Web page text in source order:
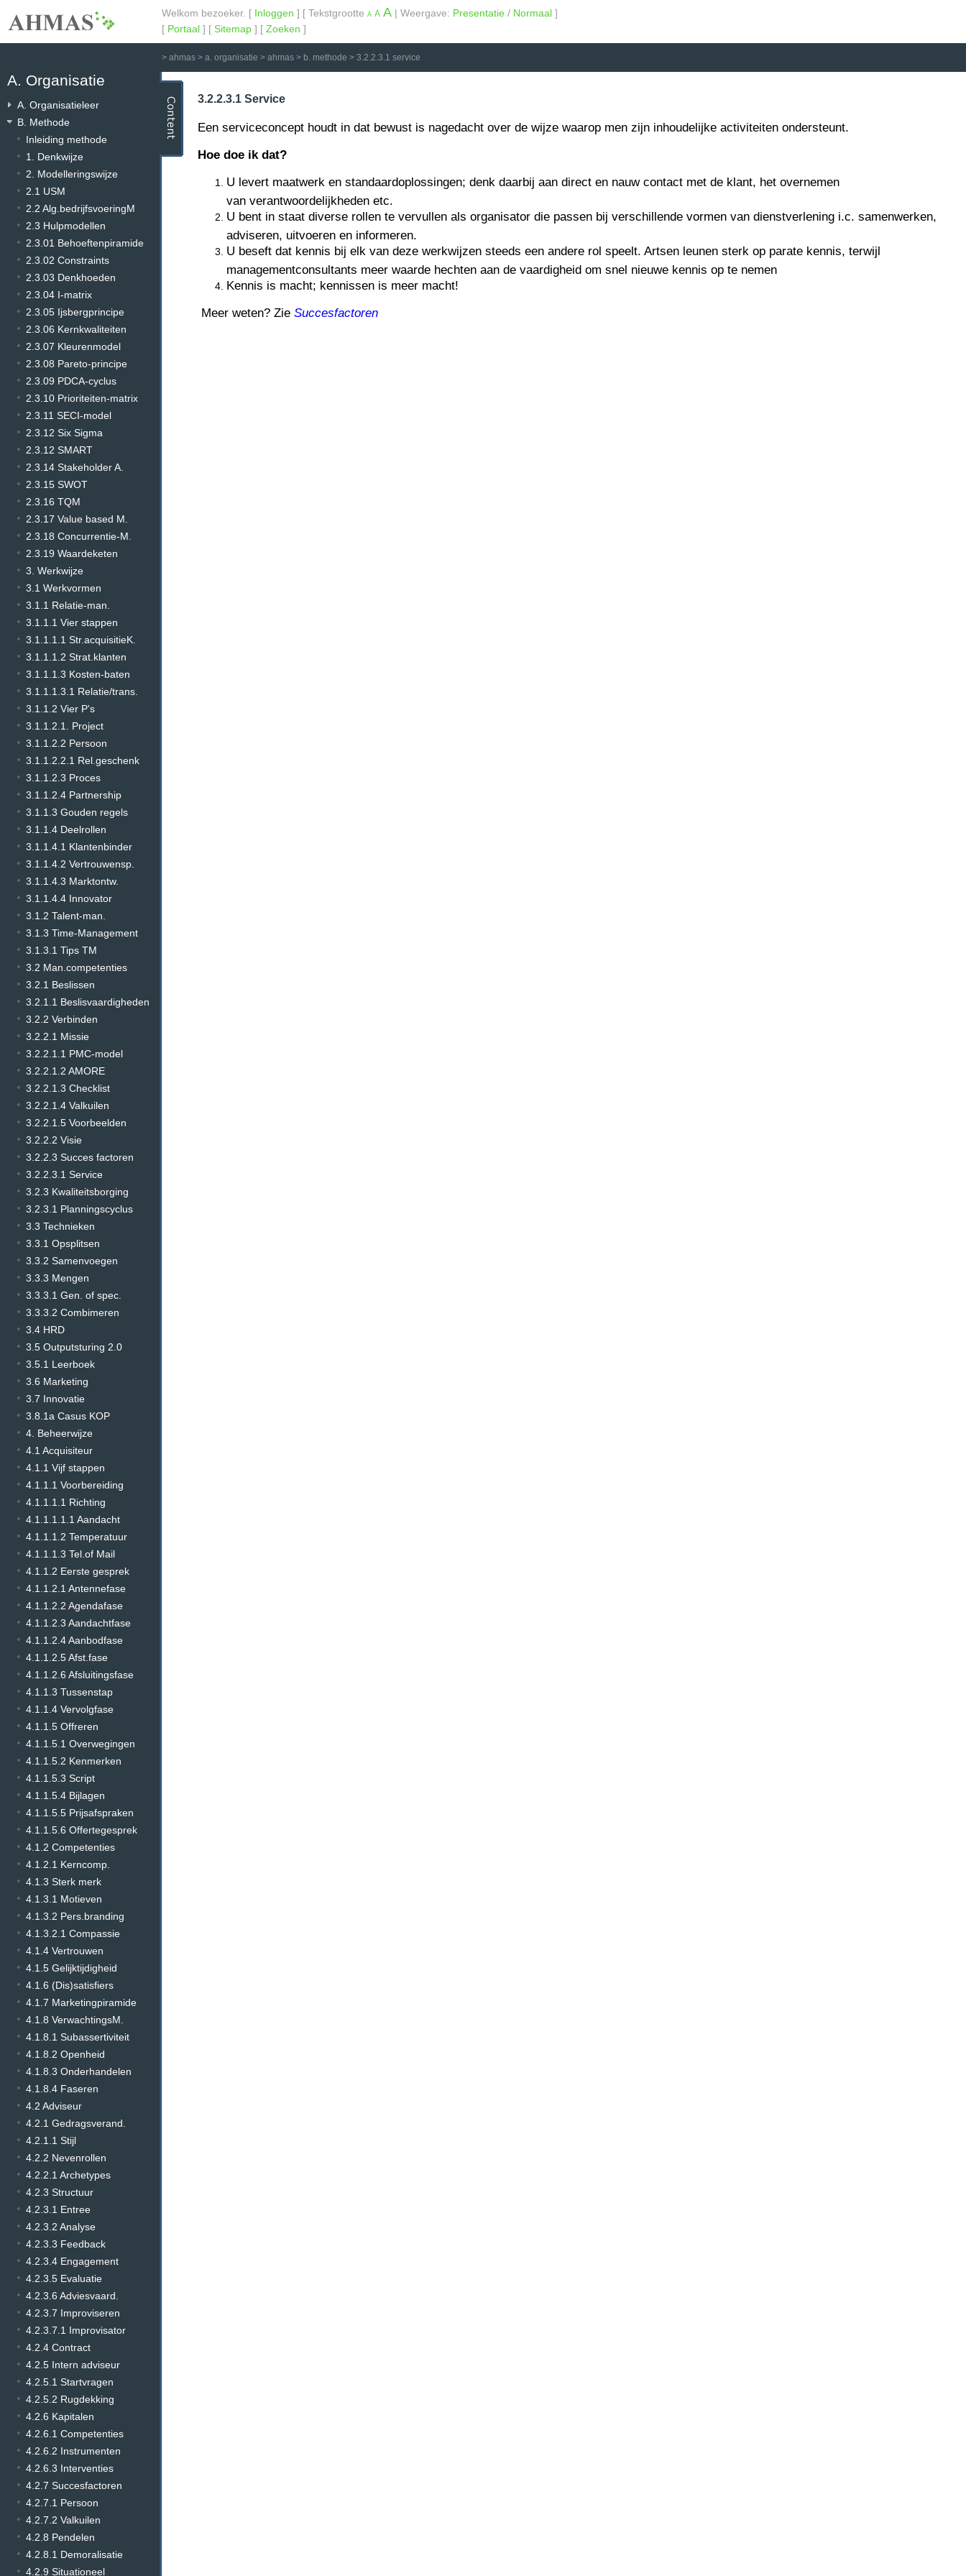
Welkom bezoeker. [ Inloggen ] [ Tekstgrootte A A A | Weergave: Presentatie / Normaal ]
[ Portaal ] [ Sitemap ] [ Zoeken ]
> ahmas > a. organisatie > ahmas > b. methode > 3.2.2.3.1 service
A. Organisatie
A. Organisatieleer
B. Methode
Inleiding methode
1. Denkwijze
2. Modelleringswijze
2.1 USM
2.2 Alg.bedrijfsvoeringM
2.3 Hulpmodellen
2.3.01 Behoeftenpiramide
2.3.02 Constraints
2.3.03 Denkhoeden
2.3.04 I-matrix
2.3.05 Ijsbergprincipe
2.3.06 Kernkwaliteiten
2.3.07 Kleurenmodel
2.3.08 Pareto-principe
2.3.09 PDCA-cyclus
2.3.10 Prioriteiten-matrix
2.3.11 SECI-model
2.3.12 Six Sigma
2.3.12 SMART
2.3.14 Stakeholder A.
2.3.15 SWOT
2.3.16 TQM
2.3.17 Value based M.
2.3.18 Concurrentie-M.
2.3.19 Waardeketen
3. Werkwijze
3.1 Werkvormen
3.1.1 Relatie-man.
3.1.1.1 Vier stappen
3.1.1.1.1 Str.acquisitieK.
3.1.1.1.2 Strat.klanten
3.1.1.1.3 Kosten-baten
3.1.1.1.3.1 Relatie/trans.
3.1.1.2 Vier P's
3.1.1.2.1. Project
3.1.1.2.2 Persoon
3.1.1.2.2.1 Rel.geschenk
3.1.1.2.3 Proces
3.1.1.2.4 Partnership
3.1.1.3 Gouden regels
3.1.1.4 Deelrollen
3.1.1.4.1 Klantenbinder
3.1.1.4.2 Vertrouwensp.
3.1.1.4.3 Marktontw.
3.1.1.4.4 Innovator
3.1.2 Talent-man.
3.1.3 Time-Management
3.1.3.1 Tips TM
3.2 Man.competenties
3.2.1 Beslissen
3.2.1.1 Beslisvaardigheden
3.2.2 Verbinden
3.2.2.1 Missie
3.2.2.1.1 PMC-model
3.2.2.1.2 AMORE
3.2.2.1.3 Checklist
3.2.2.1.4 Valkuilen
3.2.2.1.5 Voorbeelden
3.2.2.2 Visie
3.2.2.3 Succes factoren
3.2.2.3.1 Service
3.2.3 Kwaliteitsborging
3.2.3.1 Planningscyclus
3.3 Technieken
3.3.1 Opsplitsen
3.3.2 Samenvoegen
3.3.3 Mengen
3.3.3.1 Gen. of spec.
3.3.3.2 Combimeren
3.4 HRD
3.5 Outputsturing 2.0
3.5.1 Leerboek
3.6 Marketing
3.7 Innovatie
3.8.1a Casus KOP
4. Beheerwijze
4.1 Acquisiteur
4.1.1 Vijf stappen
4.1.1.1 Voorbereiding
4.1.1.1.1 Richting
4.1.1.1.1.1 Aandacht
4.1.1.1.2 Temperatuur
4.1.1.1.3 Tel.of Mail
4.1.1.2 Eerste gesprek
4.1.1.2.1 Antennefase
4.1.1.2.2 Agendafase
4.1.1.2.3 Aandachtfase
4.1.1.2.4 Aanbodfase
4.1.1.2.5 Afst.fase
4.1.1.2.6 Afsluitingsfase
4.1.1.3 Tussenstap
4.1.1.4 Vervolgfase
4.1.1.5 Offreren
4.1.1.5.1 Overwegingen
4.1.1.5.2 Kenmerken
4.1.1.5.3 Script
4.1.1.5.4 Bijlagen
4.1.1.5.5 Prijsafspraken
4.1.1.5.6 Offertegesprek
4.1.2 Competenties
4.1.2.1 Kerncomp.
4.1.3 Sterk merk
4.1.3.1 Motieven
4.1.3.2 Pers.branding
4.1.3.2.1 Compassie
4.1.4 Vertrouwen
4.1.5 Gelijktijdigheid
4.1.6 (Dis)satisfiers
4.1.7 Marketingpiramide
4.1.8 VerwachtingsM.
4.1.8.1 Subassertiviteit
4.1.8.2 Openheid
4.1.8.3 Onderhandelen
4.1.8.4 Faseren
4.2 Adviseur
4.2.1 Gedragsverand.
4.2.1.1 Stijl
4.2.2 Nevenrollen
4.2.2.1 Archetypes
4.2.3 Structuur
4.2.3.1 Entree
4.2.3.2 Analyse
4.2.3.3 Feedback
4.2.3.4 Engagement
4.2.3.5 Evaluatie
4.2.3.6 Adviesvaard.
4.2.3.7 Improviseren
4.2.3.7.1 Improvisator
4.2.4 Contract
4.2.5 Intern adviseur
4.2.5.1 Startvragen
4.2.5.2 Rugdekking
4.2.6 Kapitalen
4.2.6.1 Competenties
4.2.6.2 Instrumenten
4.2.6.3 Interventies
4.2.7 Succesfactoren
4.2.7.1 Persoon
4.2.7.2 Valkuilen
4.2.8 Pendelen
4.2.8.1 Demoralisatie
4.2.9 Situationeel
3.2.2.3.1 Service
Een serviceconcept houdt in dat bewust is nagedacht over de wijze waarop men zijn inhoudelijke activiteiten ondersteunt.
Hoe doe ik dat?
U levert maatwerk en standaardoplossingen; denk daarbij aan direct en nauw contact met de klant, het overnemen
van verantwoordelijkheden etc.
U bent in staat diverse rollen te vervullen als organisator die passen bij verschillende vormen van dienstverlening i.c. samenwerken,
adviseren, uitvoeren en informeren.
U beseft dat kennis bij elk van deze werkwijzen steeds een andere rol speelt. Artsen leunen sterk op parate kennis, terwijl
managementconsultants meer waarde hechten aan de vaardigheid om snel nieuwe kennis op te nemen
Kennis is macht; kennissen is meer macht!
Meer weten? Zie Succesfactoren